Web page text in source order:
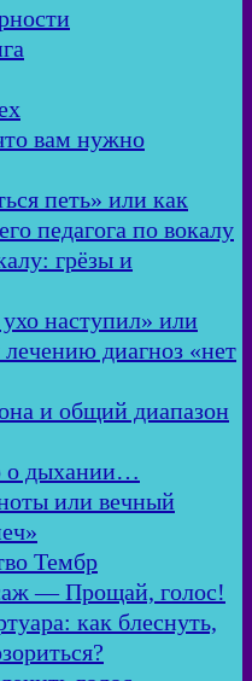
вам нужно
петь» или как
педагога по вокалу
грёзы и
наступил» или
лечению диагноз «нет
и общий диапазон
о дыхании…
или вечный
Тембр
— Прощай, голос!
как блеснуть,